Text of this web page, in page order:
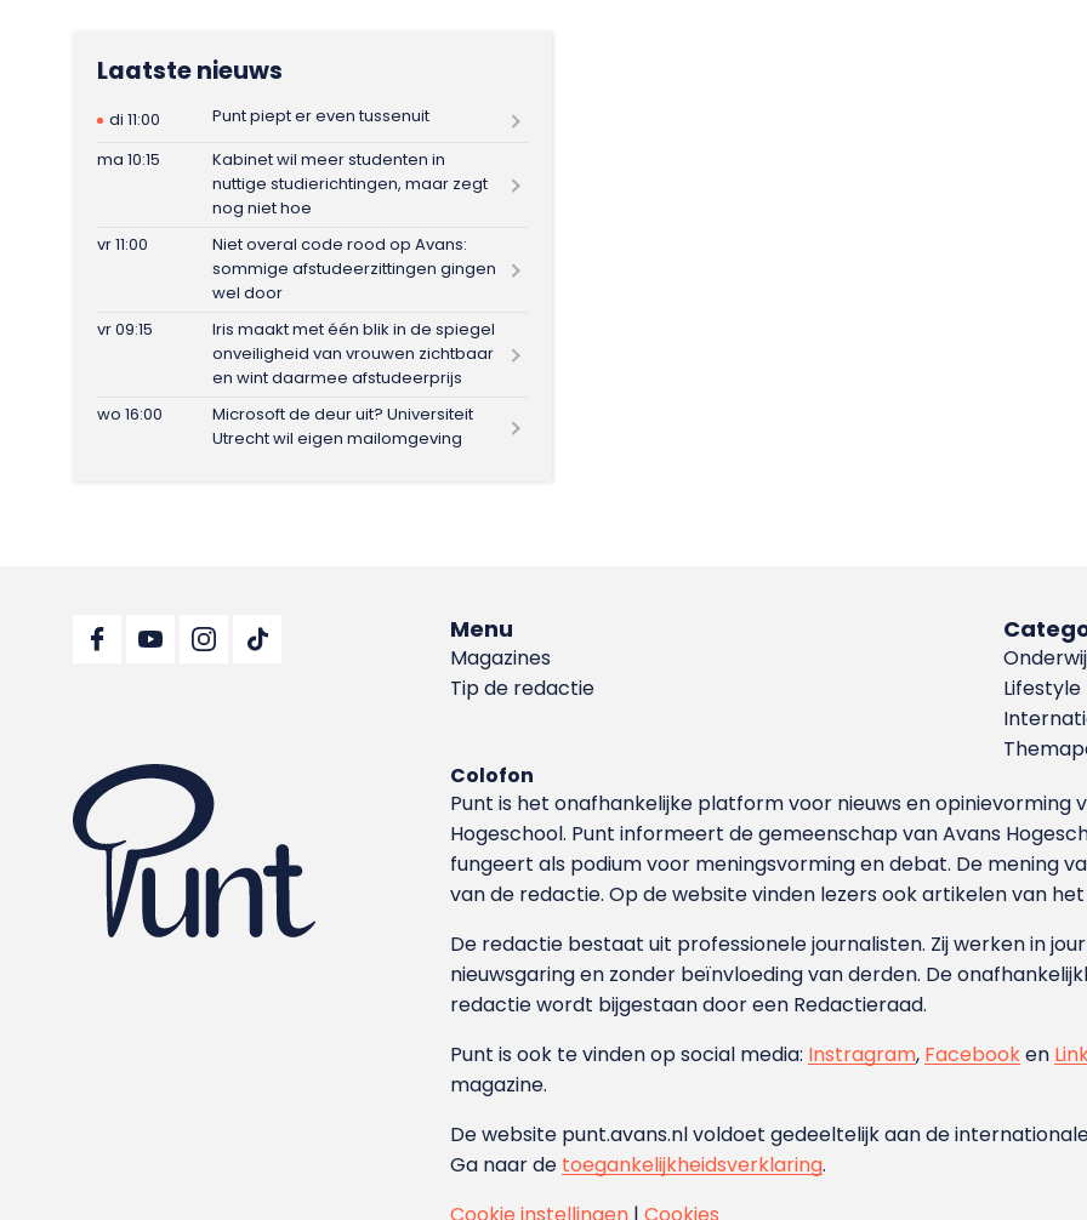
Laatste nieuws
di 11:00
Punt piept er even tussenuit
ma 10:15
Kabinet wil meer studenten in
nuttige studierichtingen, maar zegt
nog niet hoe
vr 11:00
Niet overal code rood op Avans:
sommige afstudeerzittingen gingen
wel door
vr 09:15
Iris maakt met één blik in de spiegel
onveiligheid van vrouwen zichtbaar
en wint daarmee afstudeerprijs
wo 16:00
Microsoft de deur uit? Universiteit
Utrecht wil eigen mailomgeving
Menu
Magazines
Tip de redactie
Lifestyle
Colofon
Punt is het onafhankelijke platform voor nieuws en
Hoge­school. Punt informeert de gemeenschap van Avans
fungeert als podium voor meningsvorming en debat. De mening
van de redactie. Op de website vinden lezers ook artikelen van
De redactie bestaat uit professionele journalisten. Zij werken in
nieuwsgaring en zonder beïnvloeding van derden. De
redactie wordt bijgestaan door een Redactieraad.
Punt is ook te vinden op social media: Instragram, Facebooken
magazine.
De website punt.avans.nl voldoet gedeeltelijk aan de
Ga naar de toegankelijkheidsverklaring.
Cookie instellingen |Cookies